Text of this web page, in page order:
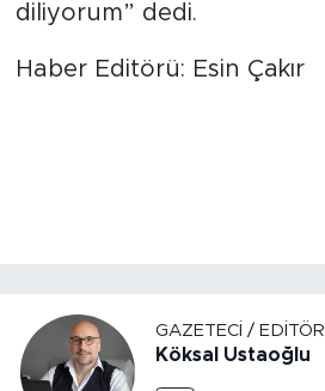
diliyorum” dedi.
Haber Editörü: Esin Çakır
GAZETECI / EDITÖR
Köksal Ustaoğlu